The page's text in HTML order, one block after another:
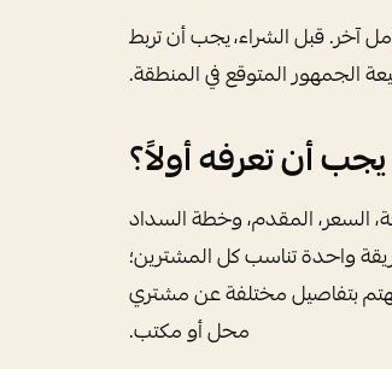
آخر. قبل الشراء، يجب أن تربط
الجمهور المتوقع في المنطقة.
أن تعرفه أولاً؟
السعر، المقدم، وخطة السداد
واحدة تناسب كل المشترين؛
بتفاصيل مختلفة عن مشتري
محل أو مكتب.